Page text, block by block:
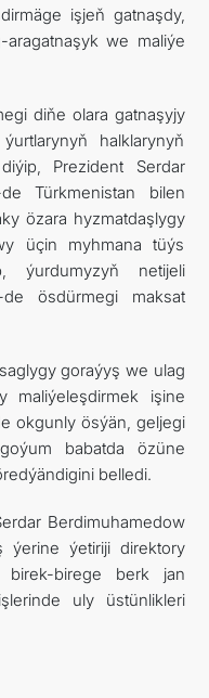
işjeň gatnaşdy,
we maliýe
diňe olara gatnaşyjy
halklarynyň
Prezident Serdar
Türkmenistan bilen
özara hyzmatdaşlygy
üçin myhmana tüýs
ýurdumyzyň netijeli
de ösdürmegi maksat
goraýyş we ulag
maliýeleşdirmek işine
okgunly ösýän, geljegi
babatda özüne
belledi.
Berdimuhamedow
ýerine ýetiriji direktory
birek-birege berk jan
uly üstünlikleri